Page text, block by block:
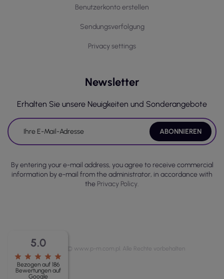
Benutzerkonto erstellen
Sendungsverfolgung
Privacy settings
Newsletter
Erhalten Sie unsere Neuigkeiten und Sonderangebote
By entering your e-mail address, you agree to receive commercial
information by e-mail from the administrator, in accordance with
the Privacy Policy.
5.0
star star star star star
Bezogen auf 186
Bewertungen auf
Google
Copyright © www.p-m.com.pl. Alle Rechte vorbehalten